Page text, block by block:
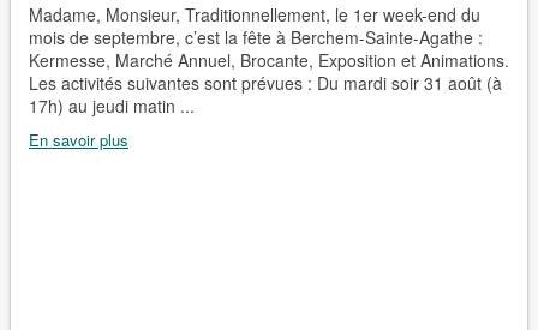
Madame, Monsieur, Traditionnellement, le 1er week-end du
mois de septembre, c’est la fête à Berchem-Sainte-Agathe :
Kermesse, Marché Annuel, Brocante, Exposition et Animations.
Les activités suivantes sont prévues : Du mardi soir 31 août (à
17h) au jeudi matin ...
En savoir plus